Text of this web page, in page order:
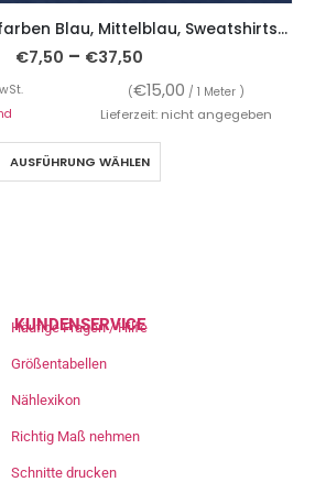
French Terry, unifarben Blau, Mittelblau, Sweatshirtstoff brushed
€7,50 – €37,50
(€15,00 / 1 Meter )
Lieferzeit: nicht angegeben
AUSFÜHRUNG WÄHLEN
KUNDENSERVICE
Häufige Fragen / Hilfe
Größentabellen
Nählexikon
Richtig Maß nehmen
Schnitte drucken